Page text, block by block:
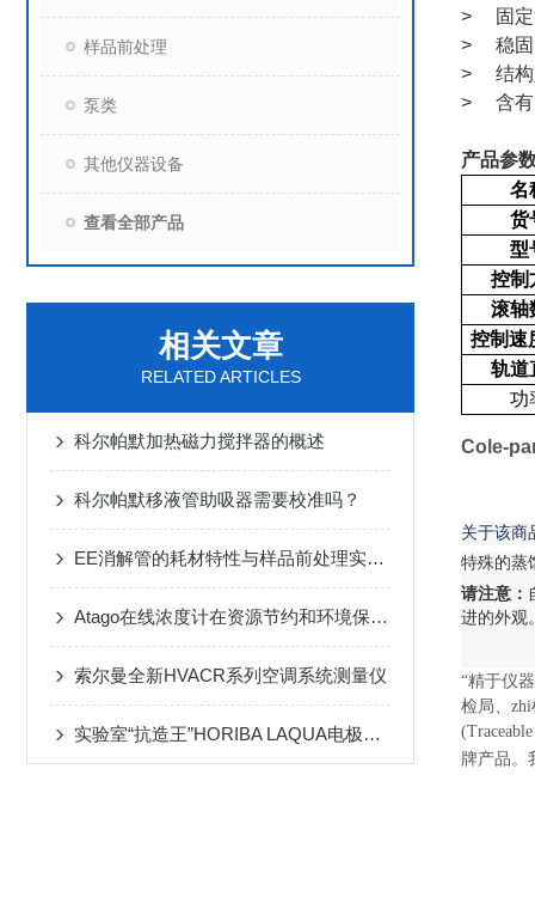
样品前处理
泵类
其他仪器设备
查看全部产品
相关文章
RELATED ARTICLES
科尔帕默加热磁力搅拌器的概述
科尔帕默移液管助吸器需要校准吗？
EE消解管的耗材特性与样品前处理实验应用价值
Atago在线浓度计在资源节约和环境保护中的角色
索尔曼全新HVACR系列空调系统测量仪
实验室“抗造王”HORIBA LAQUA电极耐摔性实测
>
固
>
稳
>
结
>
含有
产品参
名
货
型
控制
滚轴
控制速
轨道
功
Cole-
关于该商
特殊的蒸
请注意：
进的外观
“精于仪
检局、
牌产品。